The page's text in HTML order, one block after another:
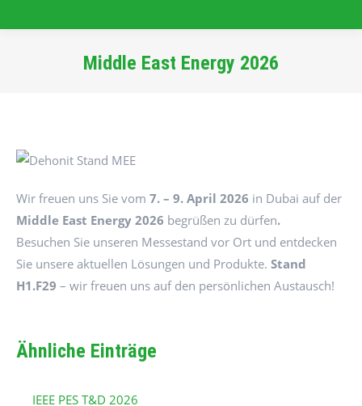
Middle East Energy 2026
Wir freuen uns Sie vom 7. – 9. April 2026 in Dubai auf der
Middle East Energy 2026 begrüßen zu dürfen.
Besuchen Sie unseren Messestand vor Ort und entdecken
Sie unsere aktuellen Lösungen und Produkte. Stand
H1.F29 – wir freuen uns auf den persönlichen Austausch!
Ähnliche Einträge
IEEE PES T&D 2026